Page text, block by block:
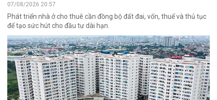
07/08/2026 20:57
Phát triển nhà ở cho thuê cần đồng bộ đất đai, vốn, thuế và thủ tục
để tạo sức hút cho đầu tư dài hạn.